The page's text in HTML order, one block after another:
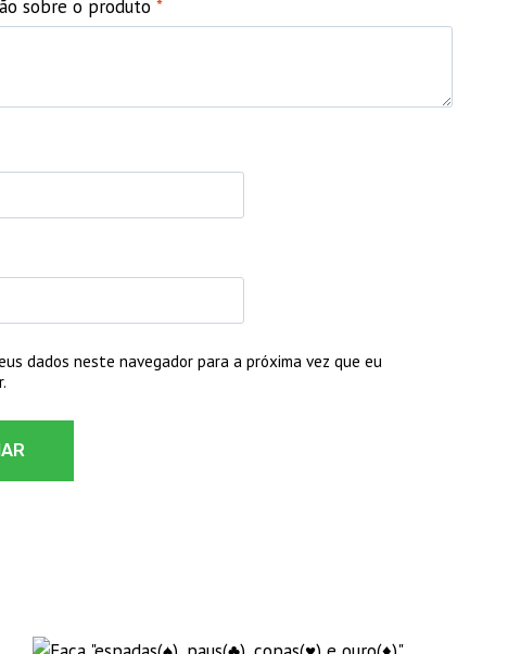
sobre o produto*
dados neste navegador para a próxima vez que eu